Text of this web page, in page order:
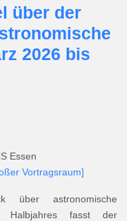
über der
2026 bis
Essen
Vortragsraum]
über astronomische
Halbjahres fasst der